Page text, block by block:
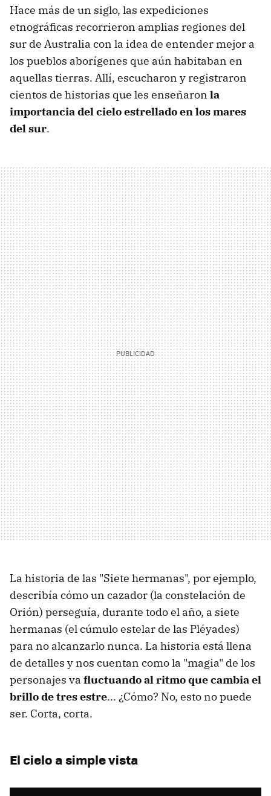
Hace más de un siglo, las expediciones
etnográficas recorrieron amplias regiones del
sur de Australia con la idea de entender mejor a
los pueblos aborígenes que aún habitaban en
aquellas tierras. Allí, escucharon y registraron
cientos de historias que les enseñaron la
importancia del cielo estrellado en los mares
del sur.
La historia de las "Siete hermanas", por ejemplo,
describía cómo un cazador (la constelación de
Orión) perseguía, durante todo el año, a siete
hermanas (el cúmulo estelar de las Pléyades)
para no alcanzarlo nunca. La historia está llena
de detalles y nos cuentan como la "magia" de los
personajes va fluctuando al ritmo que cambia el
brillo de tres estre... ¿Cómo? No, esto no puede
ser. Corta, corta.
El cielo a simple vista